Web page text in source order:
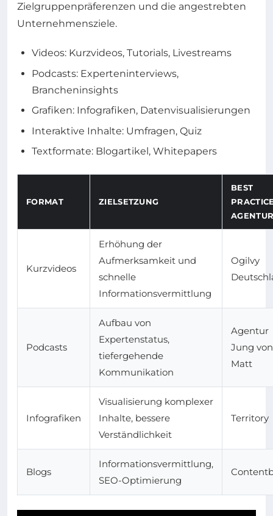
Zielgruppenpräferenzen und die angestrebten
Unternehmensziele.
Videos: Kurzvideos, Tutorials, Livestreams
Podcasts: Experteninterviews,
Brancheninsights
Grafiken: Infografiken, Datenvisualisierungen
Interaktive Inhalte: Umfragen, Quiz
Textformate: Blogartikel, Whitepapers
FORMAT ZIELSETZUNG
BEST
Kurzvideos
Erhöhung der
Aufmerksamkeit und
schnelle
Informationsvermittlung
Ogilvy
Podcasts
Aufbau von
Expertenstatus,
tiefergehende
Kommunikation
Agentur
Jung von
Matt
Infografiken
Visualisierung komplexer
Inhalte, bessere
Verständlichkeit
Territory
Blogs
Informationsvermittlung,
SEO-Optimierung